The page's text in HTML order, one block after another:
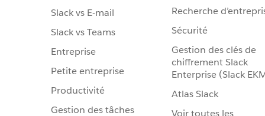
Slack vs E-mail
Slack vs Teams
Entreprise
Petite entreprise
Productivité
Gestion des tâches
Recherche
Sécurité
Gestion des clés de
chiffrement Slack
Enterprise (Slack
Atlas Slack
Voir toutes les